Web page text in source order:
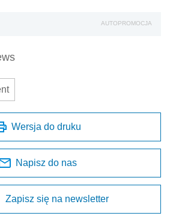
AUTOPROMOCJA
Wersja do druku
Napisz do nas
Zapisz się na newsletter